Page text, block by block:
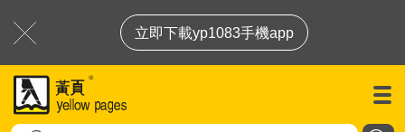
立即下載yp1083手機app